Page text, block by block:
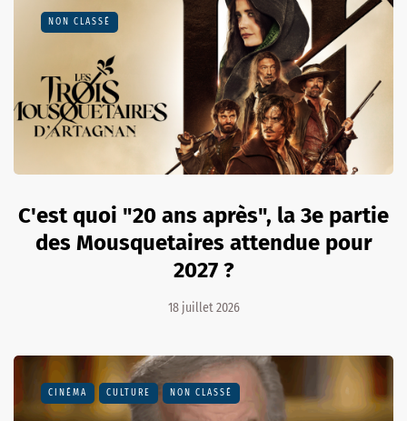
NON CLASSÉ
C'est quoi "20 ans après", la 3e partie
des Mousquetaires attendue pour
2027 ?
18 juillet 2026
CINÉMA CULTURE NON CLASSÉ